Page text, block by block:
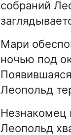
собраний
Мари
ночью под
Леопольд
Незнакомец
Леопольд